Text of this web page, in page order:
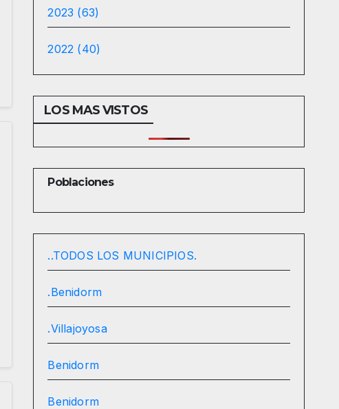
2023 (63)
2022 (40)
LOS MAS VISTOS
Poblaciones
..TODOS LOS MUNICIPIOS.
.Benidorm
.Villajoyosa
Benidorm
Benidorm